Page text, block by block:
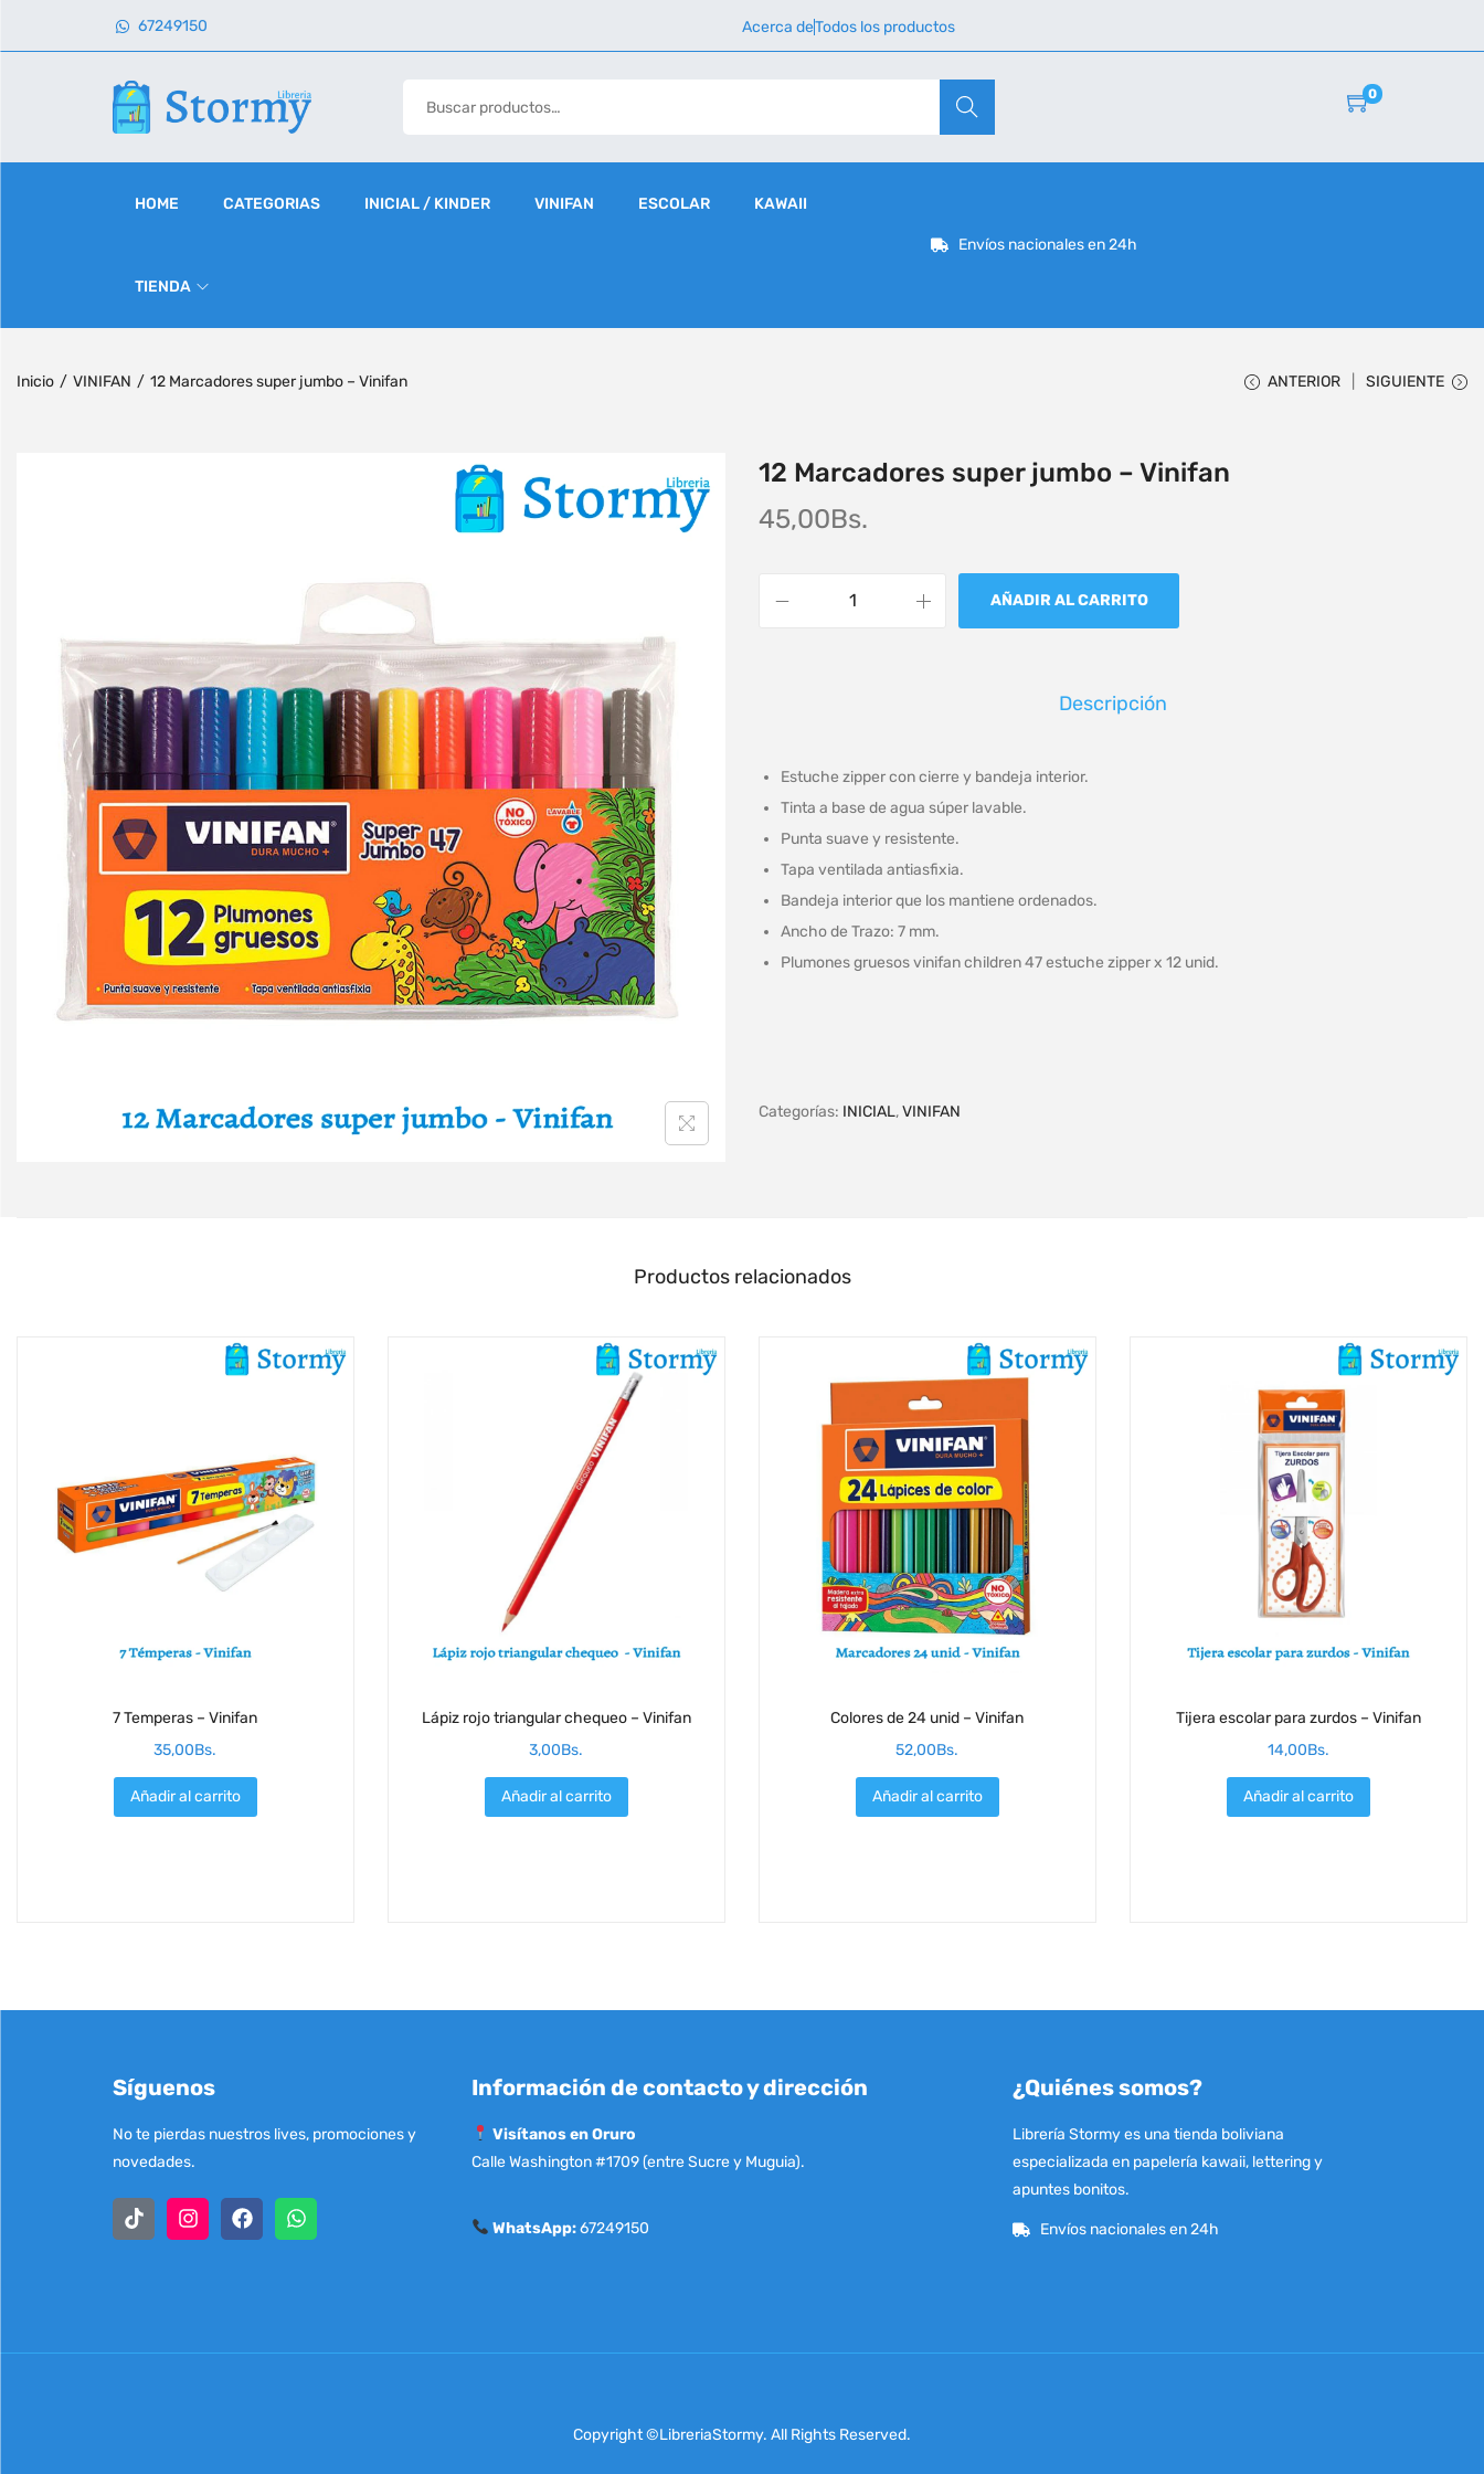
67249150 Acerca deTodos los productos
Buscar
0
HOME CATEGORIAS INICIAL / KINDER VINIFAN ESCOLAR KAWAII
TIENDA
Envíos nacionales en 24h
Inicio / VINIFAN / 12 Marcadores super jumbo – Vinifan ANTERIOR SIGUIENTE
12 Marcadores super jumbo – Vinifan
45,00Bs.
AÑADIR AL CARRITO
Descripción
Estuche zipper con cierre y bandeja interior.
Tinta a base de agua súper lavable.
Punta suave y resistente.
Tapa ventilada antiasfixia.
Bandeja interior que los mantiene ordenados.
Ancho de Trazo: 7 mm.
Plumones gruesos vinifan children 47 estuche zipper x 12 unid.
Categorías: INICIAL,VINIFAN
Productos relacionados
7 Temperas – Vinifan
35,00Bs.
Añadir al carrito
Lápiz rojo triangular chequeo – Vinifan
3,00Bs.
Añadir al carrito
Colores de 24 unid – Vinifan
52,00Bs.
Añadir al carrito
Tijera escolar para zurdos – Vinifan
14,00Bs.
Añadir al carrito
Síguenos
No te pierdas nuestros lives, promociones y
novedades.
Información de contacto y dirección
Visítanos en Oruro
Calle Washington #1709 (entre Sucre y Muguia).
WhatsApp:67249150
¿Quiénes somos?
Librería Stormy es una tienda boliviana
especializada en papelería kawaii, lettering y
apuntes bonitos.
Envíos nacionales en 24h
Copyright ©LibreriaStormy. All Rights Reserved.